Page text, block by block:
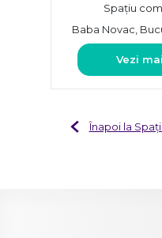
Spațiu
Baba Novac,
Vezi
Înapoi la